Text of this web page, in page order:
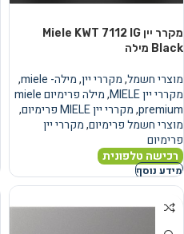
מקרר יין Miele KWT 7112 IG
Black מילה
מוצרי חשמל,מקררי יין,מילה- miele
,
מקררי יין MIELE
,
מילה פרימיום miele
premium
,מקררי יין MIELE פרימיום
,
מוצרי חשמל פרימיום,מקררי יין
פרימיום
רכישה טלפונית
מידע נוסף